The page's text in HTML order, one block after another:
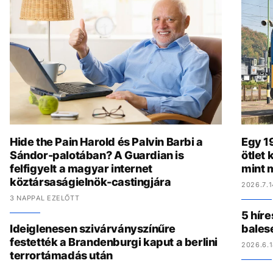
Hide the Pain Harold és Palvin Barbi a
Sándor-palotában? A Guardian is
felfigyelt a magyar internet
köztársaságielnök-castingjára
3 NAPPAL EZELŐTT
Ideiglenesen szivárványszínűre
festették a Brandenburgi kaput a berlini
terrortámadás után
Egy
ötlet
mint
5